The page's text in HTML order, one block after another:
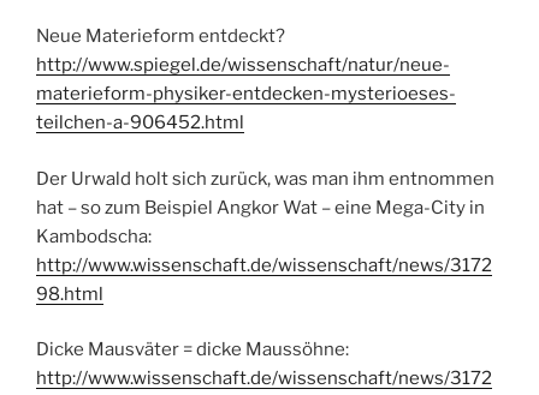
Neue Materieform entdeckt?
http://www.spiegel.de/wissenschaft/natur/neue-
materieform-physiker-entdecken-mysterioeses-
teilchen-a-906452.html
Der Urwald holt sich zurück, was man ihm entnommen
hat – so zum Beispiel Angkor Wat – eine Mega-City in
Kambodscha:
http://www.wissenschaft.de/wissenschaft/news/3172
98.html
Dicke Mausväter = dicke Maussöhne:
http://www.wissenschaft.de/wissenschaft/news/3172